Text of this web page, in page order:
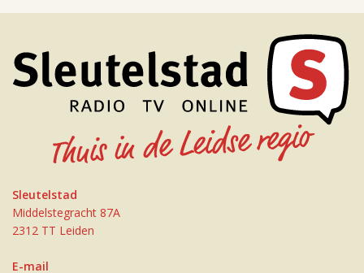
Sleutelstad
Middelstegracht 87A
2312 TT Leiden
E-mail